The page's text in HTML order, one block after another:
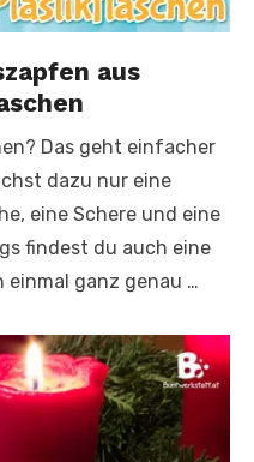
aus
Das geht einfacher
dazu nur eine
eine Schere und eine
findest du auch eine
ganz genau …